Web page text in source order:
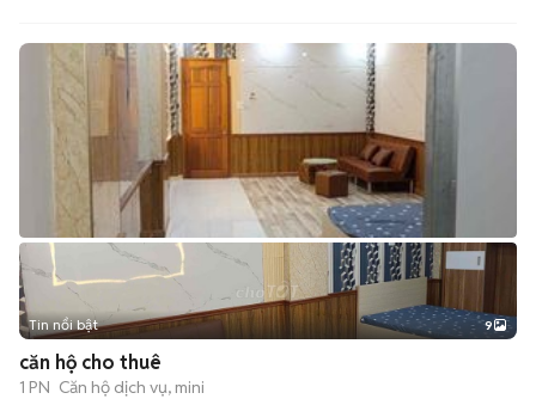
+2
Tin nổi bật 9
căn hộ cho thuê
1 PN Căn hộ dịch vụ, mini